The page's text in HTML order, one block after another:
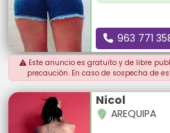
963 771
Este anuncio es gratuito y de libre
precaución. En caso de sospecha de
Nicol
AREQUIPA